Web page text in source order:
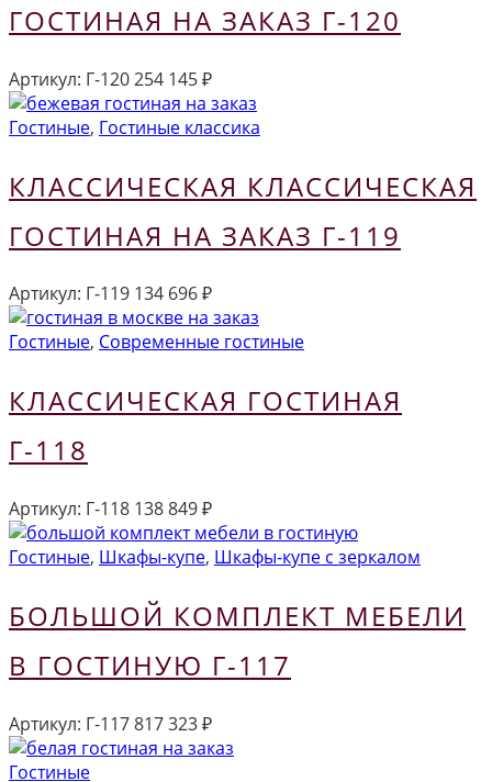
ГОСТИНАЯ НА ЗАКАЗ Г-120
Артикул: Г-120254 145₽
Гостиные, Гостиные классика
КЛАССИЧЕСКАЯ КЛАССИЧЕСКАЯ
ГОСТИНАЯ НА ЗАКАЗ Г-119
Артикул: Г-119 134 696₽
Гостиные, Современные гостиные
КЛАССИЧЕСКАЯ ГОСТИНАЯ
Г-118
Артикул: Г-118 138 849₽
Гостиные, Шкафы-купе, Шкафы-купе с зеркалом
БОЛЬШОЙ КОМПЛЕКТ МЕБЕЛИ
В ГОСТИНУЮ Г-117
Артикул: Г-117817 323₽
Гостиные